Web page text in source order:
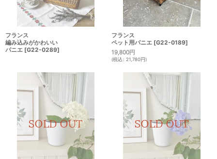
フランス
編み込みがかわいい
パニエ [G22-0289]
フランス
ペット用パニエ [G22-0189]
19,800円
(税込: 21,780円)